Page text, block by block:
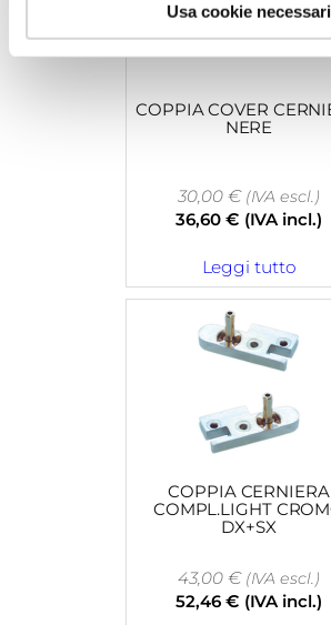
Usa cookie necessari
COPPIA COVER
NERE
30,00 €(IVA escl.)
36,60 € (IVA incl.)
Leggi tutto
COPPIA CERNIERA
COMPL.LIGHT
DX+SX
43,00 €(IVA escl.)
52,46 € (IVA incl.)